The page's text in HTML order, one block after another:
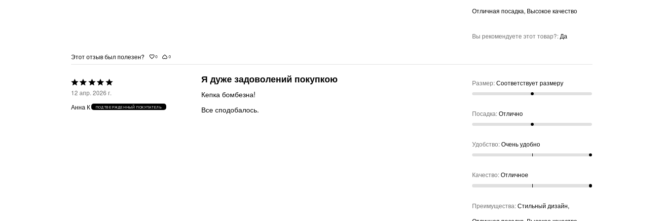
Отличная посадка, Высокое качество
Вы рекомендуете этот товар?: Да
Этот отзыв был полезен? 0 0
Выбрана
12 апр. 2026 г.
Анна К
ПОДТВЕРЖДЕННЫЙ ПОКУПАТЕЛЬ
Я дуже задоволений покупкою
Кепка бомбезна!
Все сподобалось.
Размер:Соответствует размеру
Посадка:Отлично
Удобство:Очень удобно
Качество:Отличное
Преимущества:Стильный дизайн,